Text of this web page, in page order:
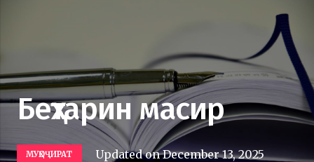
Беҳтарин масир
МУҲОҶИРАТ Updated onDecember 13, 2025